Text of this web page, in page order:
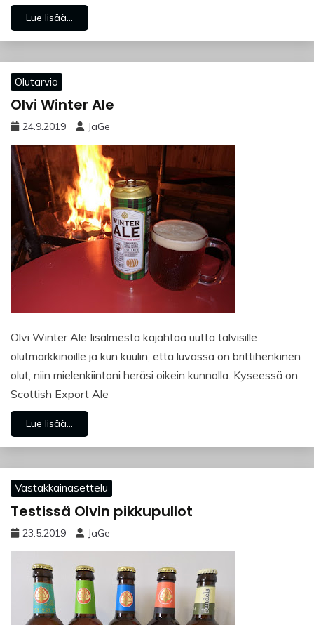
Lue lisää...
Olutarvio
Olvi Winter Ale
24.9.2019 JaGe
Olvi Winter Ale Iisalmesta kajahtaa uutta talvisille
olutmarkkinoille ja kun kuulin, että luvassa on brittihenkinen
olut, niin mielenkiintoni heräsi oikein kunnolla. Kyseessä on
Scottish Export Ale
Lue lisää...
Vastakkainasettelu
Testissä Olvin pikkupullot
23.5.2019 JaGe